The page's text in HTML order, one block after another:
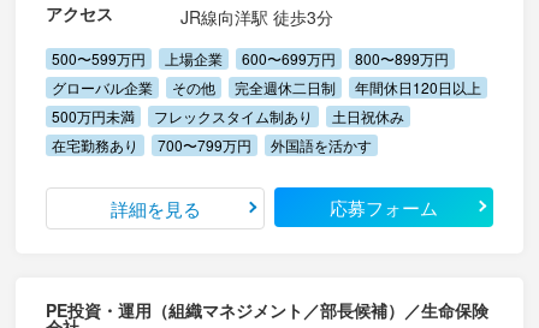
アクセス
JR線向洋駅 徒歩3分
500〜599万円 上場企業 600〜699万円
800〜899万円
グローバル企業
その他 完全週休二日制
年間休日120日以上
500万円未満
フレックスタイム制あり
土日祝休み
在宅勤務あり
700〜799万円 外国語を活かす
詳細を見る 応募フォーム
PE投資・運用（組織マネジメント／部長候補）／生命保険